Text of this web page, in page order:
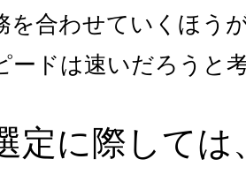
を合わせていくほう
ードは速いだろうと
定に際して